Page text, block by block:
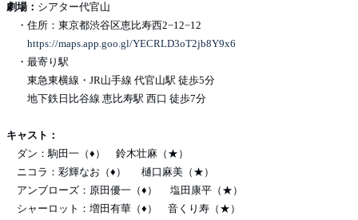
劇場： シアター代官山
・住所：東京都渋谷区恵比寿西2−12−12
https://maps.app.goo.gl/YECRLD3oT2jb8Y9x6
・最寄り駅
東急東横線・JR山手線 代官山駅 徒歩5分
地下鉄日比谷線 恵比寿駅 西口 徒歩7分
キャスト：
ダン：駒田一（♦） 鈴木壮麻（★）
ニコラ：彩輝なお（♦） 樋口麻美（★）
アンブローズ：原田優一（♦） 塩田康平（★）
シャーロット：増田有華（♦） 音くり寿（★）